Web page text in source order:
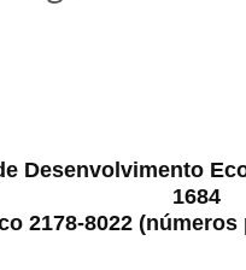
Desenvolvimento
1684
2178-8022